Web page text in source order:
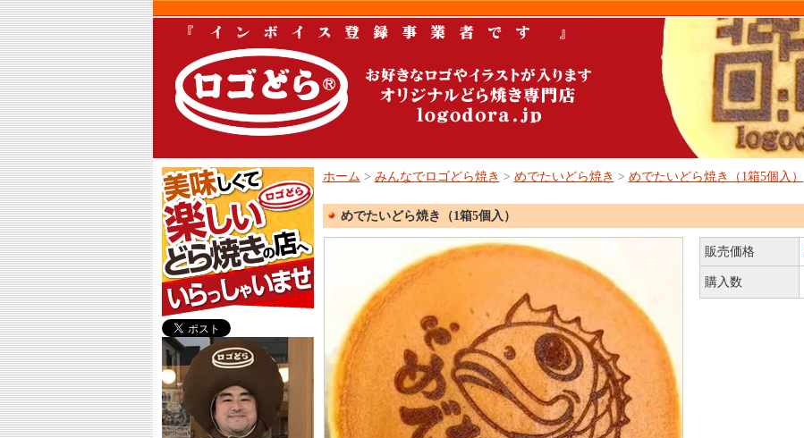
美
味
し
く
て
楽
し
い
ど
ら
焼
き
の
店
「ロ
ゴ
ど
ら
ホーム > みんなでロゴどら焼き > めでたいどら焼き > めでたいどら焼き（1箱5個入）
めでたいどら焼き（1箱5個入）
販売価格
購入数